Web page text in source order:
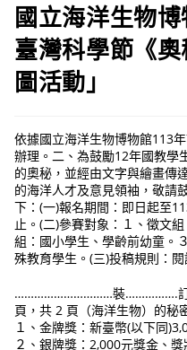
國立海洋生物
臺灣科學節《
圖活動」
依據國立海洋生物博物館113
辦理。二、為鼓勵12年國教學
的奧秘，並經由文字與繪畫傳
的海洋人才及意見領袖，敬請
下：(一)報名期間：即日起至
止。(二)參賽對象：１、徵文
組：國小學生、學齡前幼童。
殊教育學生。(三)投稿規則：
…………………………裝…………….
頁，共 2 頁（海洋生物）的秘
１、金牌獎：新臺幣(以下同
２、銀牌獎：2,000元獎金、